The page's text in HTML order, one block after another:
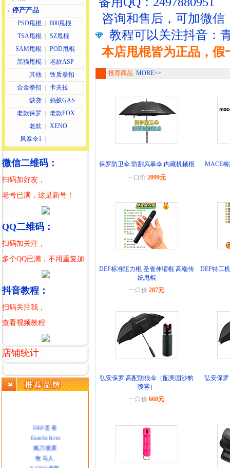
停产产品
PSD甩棍
800甩棍
TSA甩棍
SZ甩棍
SAM甩棍
POD甩棍
黑猫甩棍
老款ASP
其他
铁质拳扣
合金拳扣
卡夫拉
缺货
蚂蚁GAS
老款保罗
老款FOX
老款
XENO
风暴伞1
微信二维码：
扫码加好友，
老号已满，这是新号！
QQ二维码：
扫码加关注，
多个QQ已满，不用重复加
抖音教程：
扫码关注我，
查看视频教程
店铺统计
EuroSchirm
佩刀喷雾
牧马人
XENO虎翼
咨询和售后，可加微信
教程可以关注抖音：
本店甩棍皆为正品，
推荐商品 MORE>>
保罗防卫伞 防割风暴伞 内藏机械棍
一口价2099元
MACE
DEF标准阻力棍 圣雀伸缩棍 高端传
统甩棍
一口价287元
DEF特工
弘安保罗 高配防狼伞（配美国沙豹
喷雾）
一口价668元
弘安保